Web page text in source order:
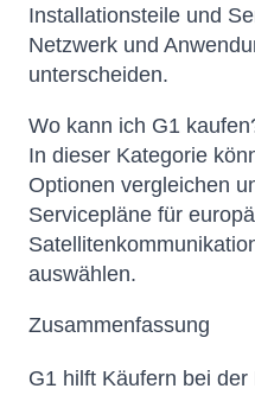
Installationsteile und
Netzwerk und
unterscheiden.
Wo kann ich G1
In dieser Kategorie
Optionen vergleichen
Servicepläne für
auswählen.
Zusammenfassung
G1 hilft Käufern bei der